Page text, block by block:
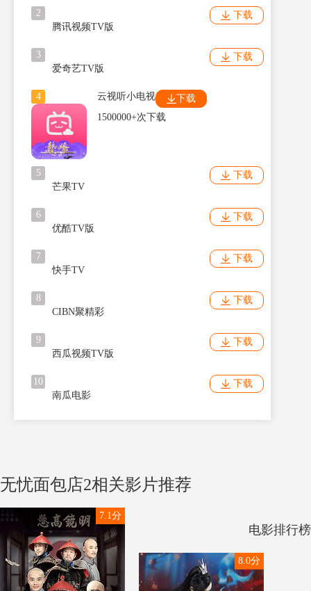
2
腾讯视频TV版
下载
3
爱奇艺TV版
下载
4 云视听小电视
下载
1500000+次下载
5
芒果TV
下载
6
优酷TV版
下载
7
快手TV
下载
8
CIBN聚精彩
下载
9
西瓜视频TV版
下载
10
南瓜电影
下载
无忧面包店2相关影片推荐
电影排行榜
7.1分
8.0分